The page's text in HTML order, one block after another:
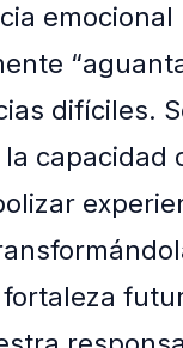
emocional
difíciles.
capacidad